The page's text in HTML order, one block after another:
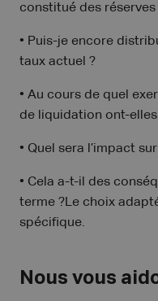
constitué des
• Puis-je encore
taux actuel ?
• Au cours de quel
de liquidation ont-
• Quel sera l’impact
• Cela a-t-il des
terme ?Le choix
spécifique.
Nous vous